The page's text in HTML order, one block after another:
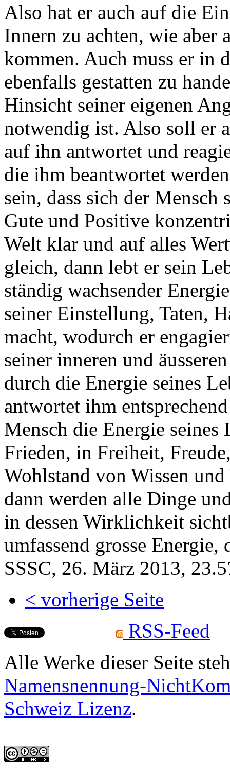
Also hat er auch auf die
Innern zu achten, wie aber
kommen. Auch muss er in
ebenfalls gestatten zu
Hinsicht seiner eigenen
notwendig ist. Also soll er
auf ihn antwortet und
die ihm beantwortet
sein, dass sich der
Gute und Positive
Welt klar und auf alles
gleich, dann lebt er sein
ständig wachsender
seiner Einstellung, Taten,
macht, wodurch er
seiner inneren und
durch die Energie seines
antwortet ihm
Mensch die Energie
Frieden, in Freiheit,
Wohlstand von Wissen
dann werden alle Dinge
in dessen Wirklichkeit
umfassend grosse
SSSC, 26. März 2013,
< vorherige Seite
RSS-Feed
Alle Werke dieser Seite
Namensnennung-
Schweiz Lizenz.